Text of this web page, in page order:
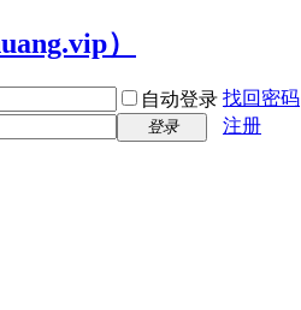
自动登录 找回密码
登录
注册